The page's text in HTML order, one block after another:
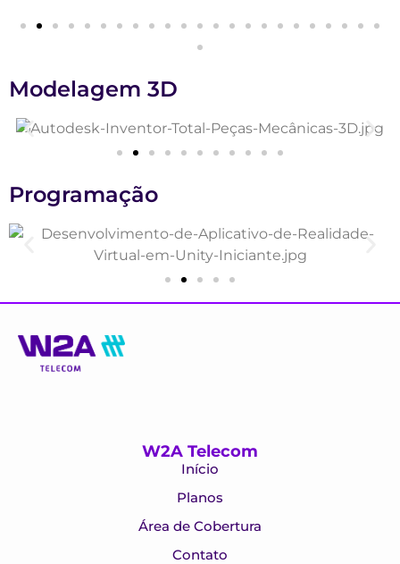
Modelagem 3D
Programação
W2A Telecom
Início
Planos
Área de Cobertura
Contato